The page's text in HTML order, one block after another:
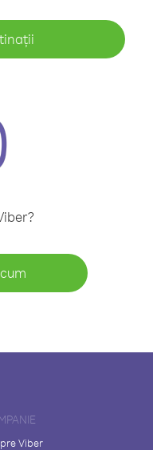
Viber